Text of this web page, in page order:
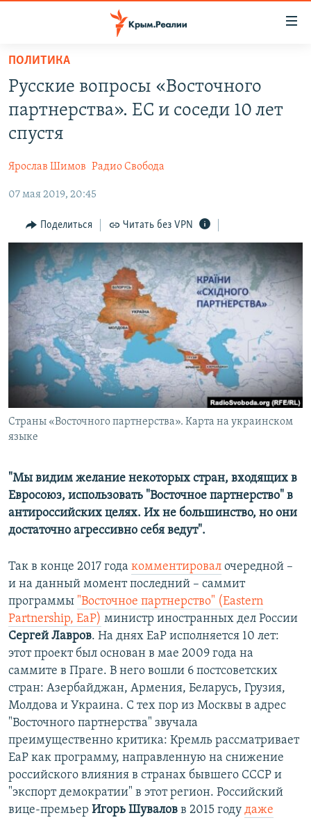
Вернуться
основному
содержанию
Вернутся
главной
навигации
Вернутся
поиску
СПЕЦПРОЕКТЫ
11 ЛЕТ ОККУПАЦИИ КРЫМА. 11 ИСТОРИЙ СОПРОТИВЛЕНИЯ
ВОДА
ЕЩЕ
ИНТЕРАКТИВ
ИНФОГРАФИКА
ТЕЛЕПРОЕКТ КРЫМ.РЕАЛИИ
СОВЕТЫ ПРАВОЗАЩИТНИКОВ
ПРОПАВШИЕ БЕЗ ВЕСТИ
ПОБЕДИТЕЛЕЙ НЕ СУДЯТ?
КРЫМ.НЕПОКОРЕННЫЙ
ELIFBE
УКРАИНСКАЯ ПРОБЛЕМА КРЫМА
РАДІО СВОБОДА
КАК ОБОЙТИ БЛОКИРОВКУ
Українською
Qırımtatar
ПРИСОЕДИНЯЙТЕСЬ!
Все сайты RFE/RL
ПОЛИТИКА
Русские вопросы «Восточного
партнерства». ЕС и соседи 10 лет
спустя
Ярослав Шимов Радио Свобода
07 мая 2019, 20:45
Поделиться Читать без VPN
Страны «Восточного партнерства». Карта на украинском
языке
"Мы видим желание некоторых стран, входящих в
Евросоюз, использовать "Восточное партнерство" в
антироссийских целях. Их не большинство, но они
достаточно агрессивно себя ведут".
Так в конце 2017 года комментировал очередной –
и на данный момент последний – саммит
программы "Восточное партнерство" (Eastern
Partnership, EaP) министр иностранных дел России
Сергей Лавров. На днях ЕаР исполняется 10 лет:
этот проект был основан в мае 2009 года на
саммите в Праге. В него вошли 6 постсоветских
стран: Азербайджан, Армения, Беларусь, Грузия,
Молдова и Украина. С тех пор из Москвы в адрес
"Восточного партнерства" звучала
преимущественно критика: Кремль рассматривает
ЕаР как программу, направленную на снижение
российского влияния в странах бывшего СССР и
"экспорт демократии" в этот регион. Российский
вице-премьер Игорь Шувалов в 2015 году даже